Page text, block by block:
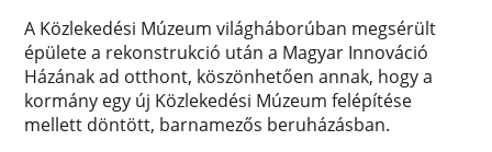
A Közlekedési Múzeum világháborúban megsérült
épülete a rekonstrukció után a Magyar Innováció
Házának ad otthont, köszönhetően annak, hogy a
kormány egy új Közlekedési Múzeum felépítése
mellett döntött, barnamezős beruházásban.